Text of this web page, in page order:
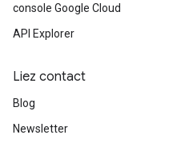
console Google Cloud
API Explorer
Liez contact
Blog
Newsletter